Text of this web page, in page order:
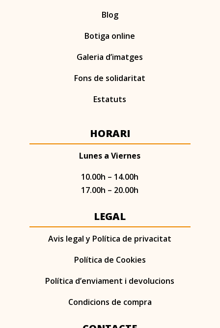
Blog
Botiga online
Galeria d’imatges
Fons de solidaritat
Estatuts
HORARI
Lunes a Viernes
10.00h – 14.00h
17.00h – 20.00h
LEGAL
Avis legal y Política de privacitat
Política de Cookies
Política d’enviament i devolucions
Condicions de compra